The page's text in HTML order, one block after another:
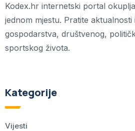
Kodex.hr internetski portal
jednom mjestu. Pratite aktualnosti
gospodarstva, društvenog,
sportskog života.
Kategorije
Vijesti